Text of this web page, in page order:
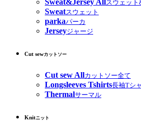
Sweat&Jersey Allスウェッ
Sweatスウェット
parkaパーカ
Jerseyジャージ
Cut sewカットソー
Cut sew Allカットソー全て
Longsleeves Tshirts長袖Tシ
Thermalサーマル
Knitニット